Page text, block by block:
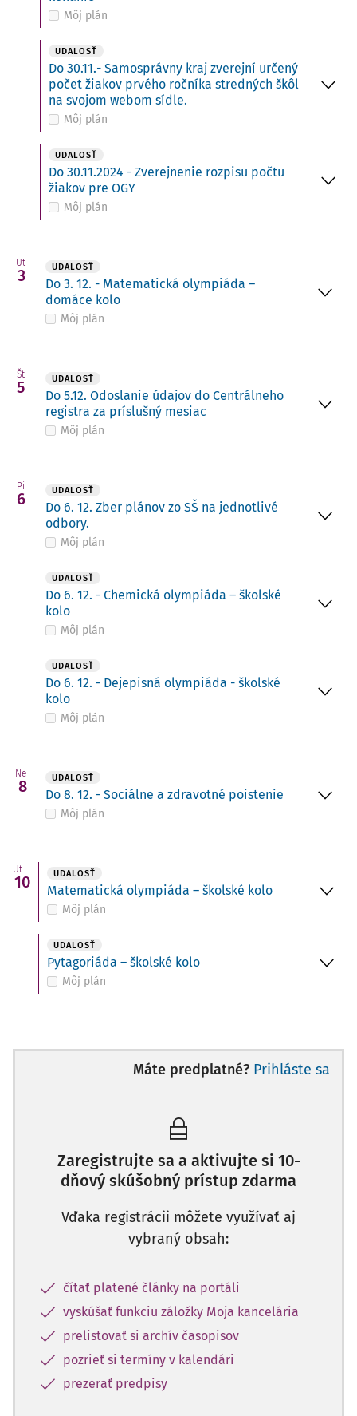
Môj plán
UDALOSŤ
Do 30.11.- Samosprávny kraj zverejní určený
počet žiakov prvého ročníka stredných škôl
na svojom webom sídle.
Môj plán
UDALOSŤ
Do 30.11.2024 - Zverejnenie rozpisu počtu
žiakov pre OGY
Môj plán
Ut
3 UDALOSŤ
Do 3. 12. - Matematická olympiáda –
domáce kolo
Môj plán
Št
5 UDALOSŤ
Do 5.12. Odoslanie údajov do Centrálneho
registra za príslušný mesiac
Môj plán
Pi
6 UDALOSŤ
Do 6. 12. Zber plánov zo SŠ na jednotlivé
odbory.
Môj plán
UDALOSŤ
Do 6. 12. - Chemická olympiáda – školské
kolo
Môj plán
UDALOSŤ
Do 6. 12. - Dejepisná olympiáda - školské
kolo
Môj plán
Ne
8 UDALOSŤ
Do 8. 12. - Sociálne a zdravotné poistenie
Môj plán
Ut
10 UDALOSŤ
Matematická olympiáda – školské kolo
Môj plán
UDALOSŤ
Pytagoriáda – školské kolo
Môj plán
Máte predplatné? Prihláste sa
Zaregistrujte sa a aktivujte si 10-
dňový skúšobný prístup zdarma
Vďaka registrácii môžete využívať aj
vybraný obsah:
čítať platené články na portáli
vyskúšať funkciu záložky Moja kancelária
prelistovať si archív časopisov
pozrieť si termíny v kalendári
prezerať predpisy